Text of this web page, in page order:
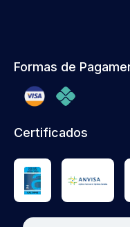
Formas de
Certificados